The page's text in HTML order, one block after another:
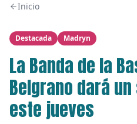
Inicio
Destacada Madryn
La Banda de la
Belgrano dará
este jueves